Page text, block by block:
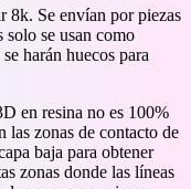
8k. Se envían por piezas
solo se usan como
harán huecos para
en resina no es 100%
las zonas de contacto de
baja para obtener
zonas donde las líneas